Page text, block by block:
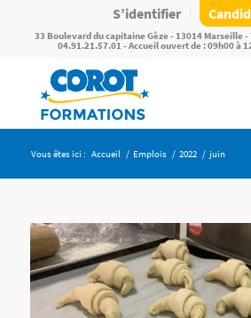
S’identifier
33 Boulevard du capitaine Gèze - 13014 Marseille -
04.91.21.57.01 - Accueil ouvert de : 09h00 à
Vous êtes ici : Accueil / Emplois / 2022 / juin